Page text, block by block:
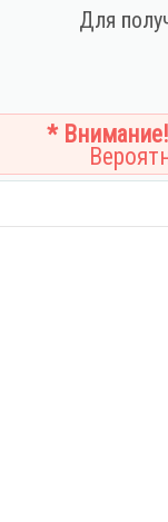
Для
* Внимание!